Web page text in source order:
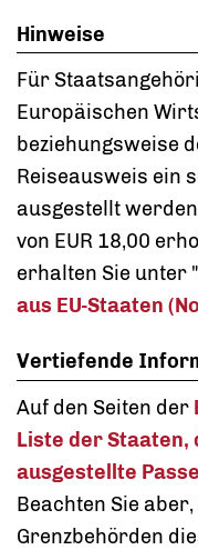
Hinweise
Für
Europäischen
beziehungsweise
Reiseausweis ein
ausgestellt
von EUR 18,00
erhalten Sie unter "
aus EU-Staaten
Vertiefende
Auf den Seiten der
Liste der Staaten,
ausgestellte
Beachten Sie
Grenzbehörden